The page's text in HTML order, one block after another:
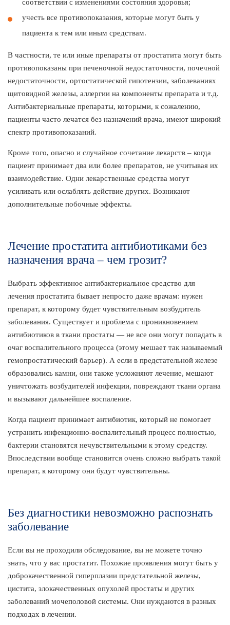
соответствии с изменениями состояния здоровья;
учесть все противопоказания, которые могут быть у
пациента к тем или иным средствам.
В частности, те или иные препараты от простатита могут быть
противопоказаны при печеночной недостаточности, почечной
недостаточности, ортостатической гипотензии, заболеваниях
щитовидной железы, аллергии на компоненты препарата и т.д.
Антибактериальные препараты, которыми, к сожалению,
пациенты часто лечатся без назначений врача, имеют широкий
спектр противопоказаний.
Кроме того, опасно и случайное сочетание лекарств – когда
пациент принимает два или более препаратов, не учитывая их
взаимодействие. Одни лекарственные средства могут
усиливать или ослаблять действие других. Возникают
дополнительные побочные эффекты.
Лечение простатита антибиотиками без
назначения врача – чем грозит?
Выбрать эффективное антибактериальное средство для
лечения простатита бывает непросто даже врачам: нужен
препарат, к которому будет чувствительным возбудитель
заболевания. Существует и проблема с проникновением
антибиотиков в ткани простаты — не все они могут попадать в
очаг воспалительного процесса (этому мешает так называемый
гемопростатический барьер). А если в предстательной железе
образовались камни, они также усложняют лечение, мешают
уничтожать возбудителей инфекции, повреждают ткани органа
и вызывают дальнейшее воспаление.
Когда пациент принимает антибиотик, который не помогает
устранить инфекционно-воспалительный процесс полностью,
бактерии становятся нечувствительными к этому средству.
Впоследствии вообще становится очень сложно выбрать такой
препарат, к которому они будут чувствительны.
Без диагностики невозможно распознать
заболевание
Если вы не проходили обследование, вы не можете точно
знать, что у вас простатит. Похожие проявления могут быть у
доброкачественной гиперплазии предстательной железы,
цистита, злокачественных опухолей простаты и других
заболеваний мочеполовой системы. Они нуждаются в разных
подходах в лечении.